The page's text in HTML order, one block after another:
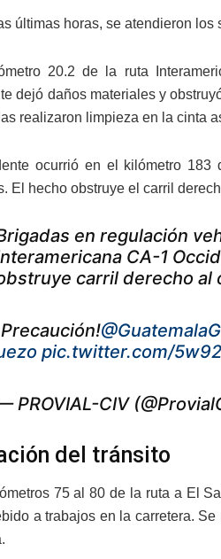
últimas horas, se atendieron los
20.2 de la ruta
dejó daños materiales y
realizaron limpieza en la cinta
ocurrió en el kilómetro 183
El hecho obstruye el carril
en regulación
CA-1
carril derecho al
pic.twitter.com/
PROVIAL-CIV
del tránsito
75 al 80 de la ruta a El
a trabajos en la carretera.